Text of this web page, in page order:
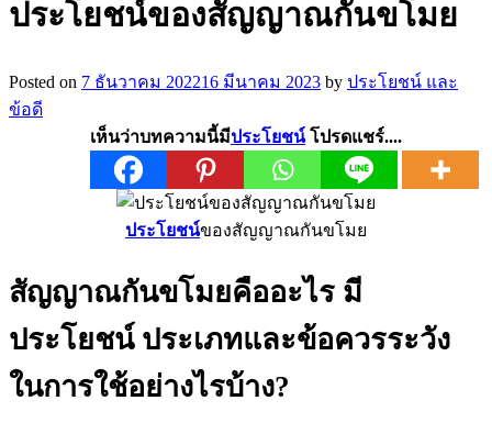
ประโยชน์ของสัญญาณกันขโมย
Posted on 7 ธันวาคม 202216 มีนาคม 2023 by ประโยชน์ และ
ข้อดี
เห็นว่าบทความนี้มีประโยชน์โปรดแชร์....
ประโยชน์ของสัญญาณกันขโมย
สัญญาณกันขโมยคืออะไร มี
ประโยชน์ ประเภทและข้อควรระวัง
ในการใช้อย่างไรบ้าง?